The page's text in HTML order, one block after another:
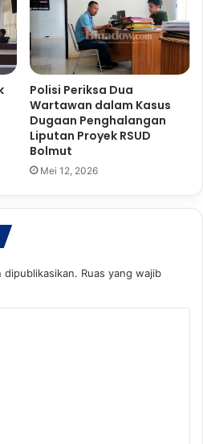
Polisi Periksa Dua
Wartawan dalam Kasus
Dugaan Penghalangan
Liputan Proyek RSUD
Bolmut
Mei 12, 2026
dipublikasikan. Ruas yang wajib